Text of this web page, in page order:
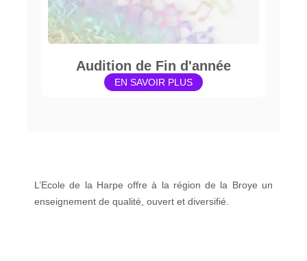
Audition de Fin d'année
EN SAVOIR PLUS
L’Ecole de la Harpe offre à la région de la Broye un
enseignement de qualité, ouvert et diversifié.